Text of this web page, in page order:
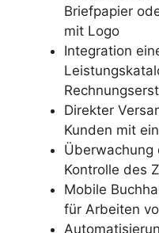
Briefpapier
mit Logo
Integration
Direkter
Kunden mit
Überwachung
Kontrolle des
Mobile
für Arbeiten